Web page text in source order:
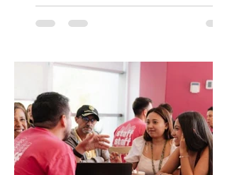
agosto, el Parque Arena Temuco será
escenario de una noche dedicada al indie
banda que llegará a la capital de La
Araucanía para ofrecer un show cargado
de energía, guitarras y canciones que han
marcado su breve pero exitosa trayectoria.
La jornad